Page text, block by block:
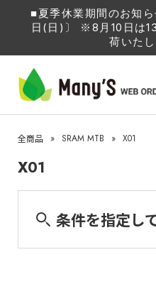
■夏季休業期間のお知
日(日)〕 ※8月10日は
荷いたし
全商品 » SRAM MTB » X01
X01
条件を指定し